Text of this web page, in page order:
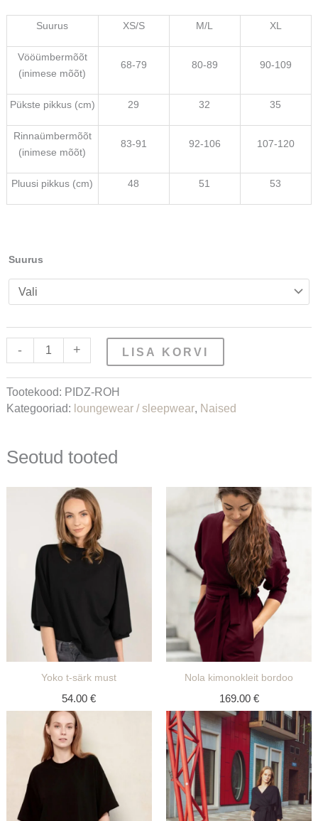
Suurus XS/S M/L XL
Vööümbermõõt
(inimese mõõt)
68-79 80-89 90-109
Pükste pikkus (cm) 29 32 35
Rinnaümbermõõt
(inimese mõõt)
83-91 92-106 107-120
Pluusi pikkus (cm) 48 51 53
Suurus
- + LISA KORVI
Tootekood: PIDZ-ROH
Kategooriad: loungewear / sleepwear, Naised
Seotud tooted
Yoko t-särk must
54.00€
Nola kimonokleit bordoo
169.00 €